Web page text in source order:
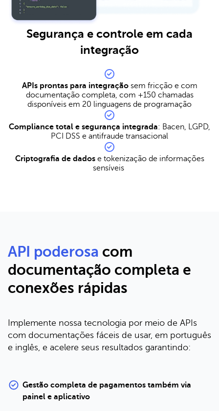
Segurança e controle em cada
integração
APIs prontas para integraçãosem fricção e com
documentação completa, com +150 chamadas
disponíveis em 20 linguagens de programação
Compliance total e segurança integrada: Bacen, LGPD,
PCI DSS e antifraude transacional
Criptografia de dadose tokenização de informações
sensíveis
API poderosa com
documentação completa e
conexões rápidas
Implemente nossa tecnologia por meio de APIs
com documentações fáceis de usar, em português
e inglês, e acelere seus resultados garantindo:
Gestão completa de pagamentos também via
painel e aplicativo